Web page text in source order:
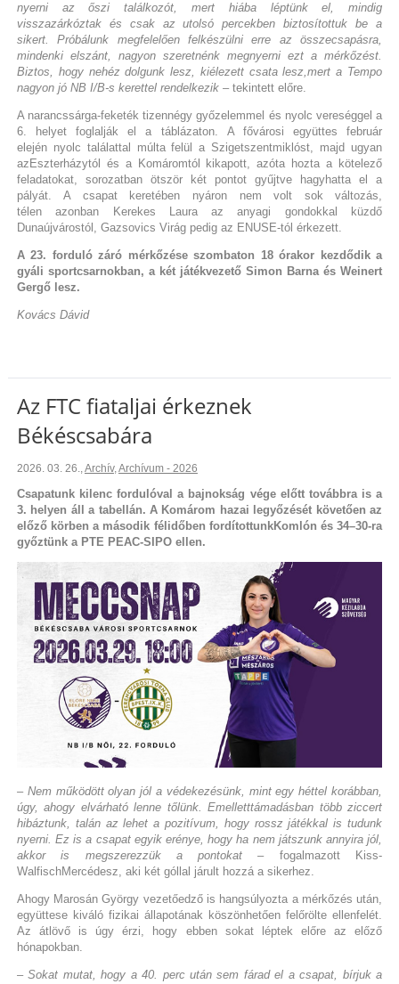
nyerni az őszi találkozót, mert hiába léptünk el, mindig
visszazárkóztak és csak az utolsó percekben biztosítottuk be a
sikert. Próbálunk megfelelően felkészülni erre az összecsapásra,
mindenki elszánt, nagyon szeretnénk megnyerni ezt a mérkőzést.
Biztos, hogy nehéz dolgunk lesz, kiélezett csata lesz,mert a Tempo
nagyon jó NB I/B-s kerettel rendelkezik– tekintett előre.
A narancssárga-feketék tizennégy győzelemmel és nyolc vereséggel a
6. helyet foglalják el a táblázaton. A fővárosi együttes február
elején nyolc találattal múlta felül a Szigetszentmiklóst, majd ugyan
azEszterházytól és a Komáromtól kikapott, azóta hozta a kötelező
feladatokat, sorozatban ötször két pontot gyűjtve hagyhatta el a
pályát. A csapat keretében nyáron nem volt sok változás,
télen azonban Kerekes Laura az anyagi gondokkal küzdő
Dunaújvárostól, Gazsovics Virág pedig az ENUSE-tól érkezett.
A 23. forduló záró mérkőzése szombaton 18 órakor kezdődik a
gyáli sportcsarnokban, a két játékvezető Simon Barna és Weinert
Gergő lesz.
Kovács Dávid
Az FTC fiataljai érkeznek
Békéscsabára
2026. 03. 26.,Archív,Archívum - 2026
Csapatunk kilenc fordulóval a bajnokság vége előtt továbbra is a
3. helyen áll a tabellán. A Komárom hazai legyőzését követően az
előző körben a második félidőben fordítottunkKomlón és 34–30-ra
győztünk a PTE PEAC-SIPO ellen.
– Nem működött olyan jól a védekezésünk, mint egy héttel korábban,
úgy, ahogy elvárható lenne tőlünk. Emelletttámadásban több ziccert
hibáztunk, talán az lehet a pozitívum, hogy rossz játékkal is tudunk
nyerni. Ez is a csapat egyik erénye, hogy ha nem játszunk annyira jól,
akkor is megszerezzük a pontokat – fogalmazott Kiss-
WalfischMercédesz, aki két góllal járult hozzá a sikerhez.
Ahogy Marosán György vezetőedző is hangsúlyozta a mérkőzés után,
együttese kiváló fizikai állapotának köszönhetően felőrölte ellenfelét.
Az átlövő is úgy érzi, hogy ebben sokat léptek előre az előző
hónapokban.
– Sokat mutat, hogy a 40. perc után sem fárad el a csapat, bírjuk a